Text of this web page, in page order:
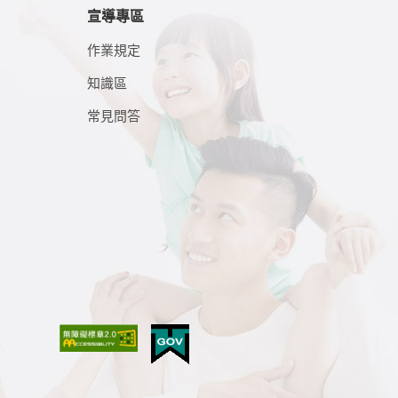
宣導專區
作業規定
知識區
常見問答